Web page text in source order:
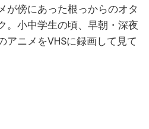
が傍にあった根っからのオタ
。小中学生の頃、早朝・深夜
アニメをVHSに録画して見て